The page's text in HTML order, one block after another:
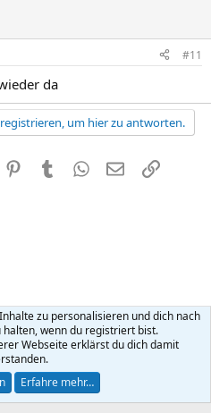
#11
da
um hier zu antworten.
PinterestTumblr WhatsApp
E-MailLink
Datenschutz Hilfe
R
2026 XenForo Ltd.
zu personalisieren und dich nach
wenn du registriert bist.
Webseite erklärst du dich damit
Erfahre mehr…